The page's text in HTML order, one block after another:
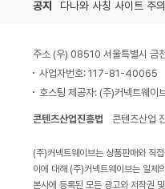
공지 다나와 사칭 사이트 주
주소 (우) 08510 서울특별시 금
사업자번호: 117-81-40065
호스팅 제공자: (주)커넥트웨이
콘텐츠산업진흥법 콘텐츠산업
(주)커넥트웨이브는 상품판매와 직
이에 대해 (주)커넥트웨이브는 일체
본사에 등록된 모든 광고와 저작권